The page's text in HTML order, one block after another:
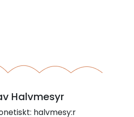
Halvmesyr
halvmesy:r